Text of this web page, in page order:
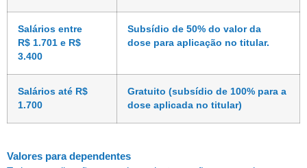
Salários entre
R$ 1.701 e R$
3.400
Subsídio de 50% do valor da
dose para aplicação no titular.
Salários até R$
1.700
Gratuito (subsídio de 100% para a
dose aplicada no titular)
Valores para dependentes